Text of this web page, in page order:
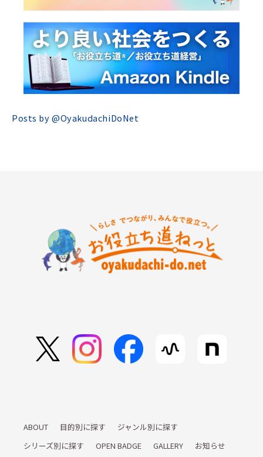
Posts by @OyakudachiDoNet
ABOUT 目的別に探す
ジャンル別に探す
シリーズ別に探す
OPEN BADGE GALLERY
お知らせ